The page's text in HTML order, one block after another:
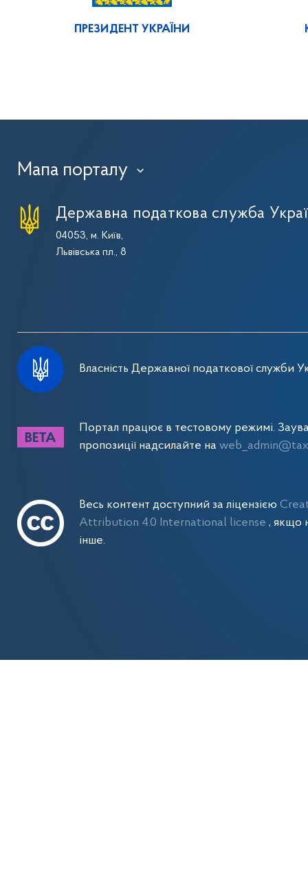
ПРЕЗИДЕНТ УКРАЇНИ
Мапа порталу ›
Державна податкова служба
04053, м. Київ,
Львівська пл., 8
Власність Державної податкової служби
Портал працює в тестовому режимі.
пропозиції надсилайте на
Весь контент доступний за ліцензією
Attribution 4.0 International license , якщо
інше.